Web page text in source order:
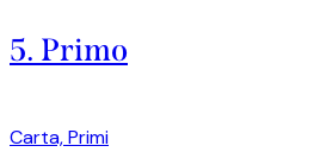
5. Primo
Carta,Primi